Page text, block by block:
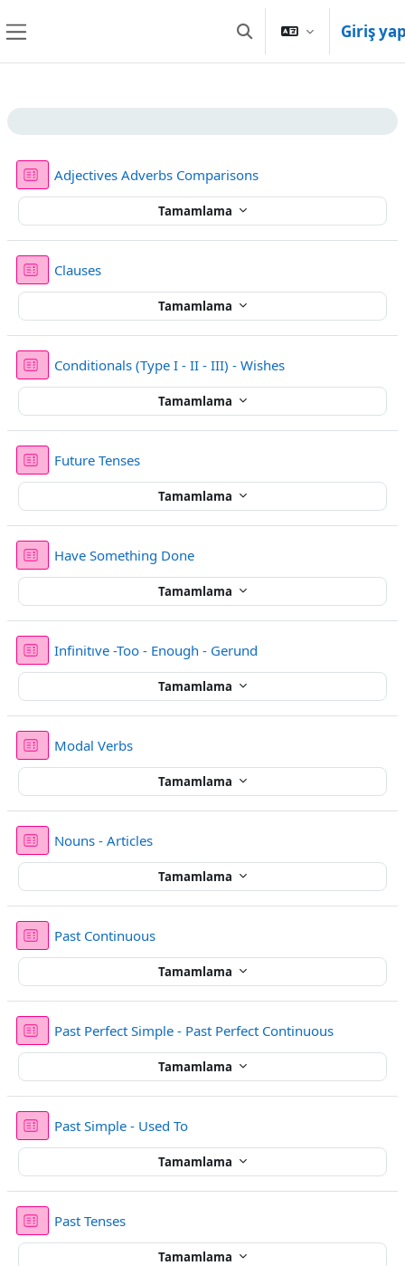
Arama girişini değiştir
Giriş
Bölüm anahatları
Adjectives Adverbs ComparisonsSınav
Tamamlama
ClausesSınav
Tamamlama
Conditionals (Type I - II - III) - WishesSınav
Tamamlama
Future TensesSınav
Tamamlama
Have Something DoneSınav
Tamamlama
Infinitıve -Too - Enough - Gerund
Tamamlama
Modal VerbsSınav
Tamamlama
Nouns - ArticlesSınav
Tamamlama
Past ContinuousSınav
Tamamlama
Past Perfect Simple - Past Perfect ContinuousSınav
Tamamlama
Past Simple - Used ToSınav
Tamamlama
Past TensesSınav
Tamamlama